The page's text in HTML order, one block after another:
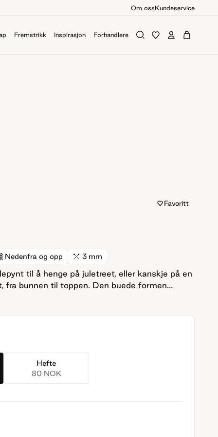
Om ossKundeservice
Fremstrikk Inspirasjon Forhandlere
Favoritt
Nedenfra og opp 3 mm
til å henge på juletreet, eller kanskje på en
fra bunnen til toppen. Den buede formen
Stripene er brodert på til slutt. Sukkerstangen
Hefte
80 NOK